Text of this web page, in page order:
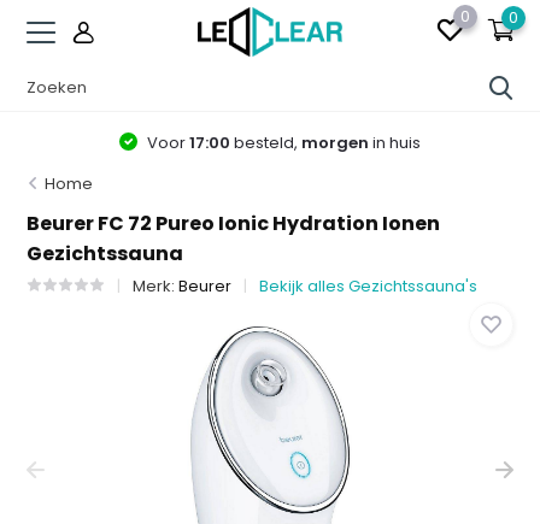
0 0
Voor17:00 besteld, morgen in huis
Home
Beurer FC 72 Pureo Ionic Hydration Ionen
Gezichtssauna
Merk:Beurer Bekijk alles Gezichtssauna's